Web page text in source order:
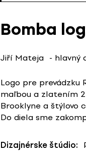
Bomba
Jiří Mateja - hlavný
Logo pre prevádzku
maľbou a zlatením
Brooklyne a štýlovo
Do diela sme
Dizajnérske štúdio: